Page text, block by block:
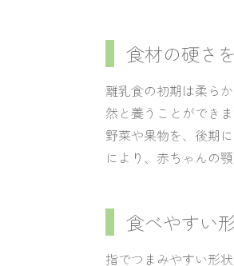
食材の硬さ
離乳食の初期は柔ら
然と養うことができ
野菜や果物を、後期
により、赤ちゃんの
食べやすい
指でつまみやすい形